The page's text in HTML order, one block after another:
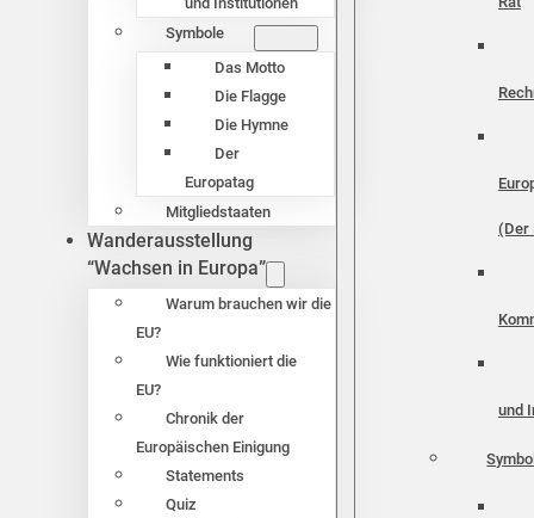
Symbole
Das Motto
Die Flagge
Die Hymne
Der
Europatag
Mitgliedstaaten
Wanderausstellung
“Wachsen in Europa”
Warum brauchen wir die
EU?
Wie funktioniert die
EU?
Chronik der
Europäischen Einigung
Statements
Quiz
(Der
und